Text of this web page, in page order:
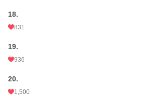
18.
831
19.
936
20.
1,500